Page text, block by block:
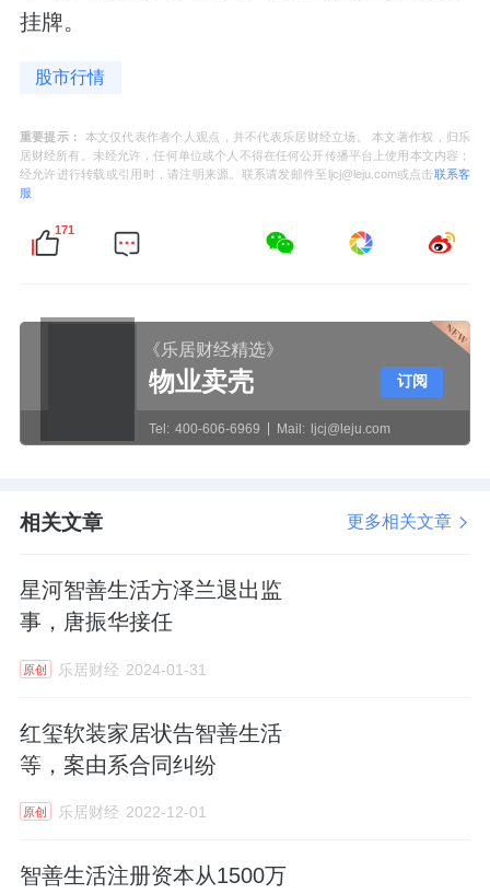
挂牌。
股市行情
重要提示：
本文仅代表作者个人观点，并不代表乐居财经立场。 本文著作权，归乐
居财经所有。未经允许，任何单位或个人不得在任何公开传播平台上使用本文内容；
经允许进行转载或引用时，请注明来源。联系请发邮件至ljcj@leju.com或点击联系客
服
171
《乐居财经精选》
物业卖壳
Tel: 400-606-6969 Mail: ljcj@leju.com
订阅
相关文章 更多相关文章
星河智善生活方泽兰退出监
事，唐振华接任
原创 乐居财经 2024-01-31
红玺软装家居状告智善生活
等，案由系合同纠纷
原创 乐居财经 2022-12-01
智善生活注册资本从1500万